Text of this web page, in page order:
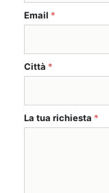
Email *
Città *
La tua richiesta *